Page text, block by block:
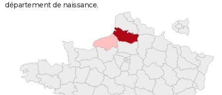
département de naissance.